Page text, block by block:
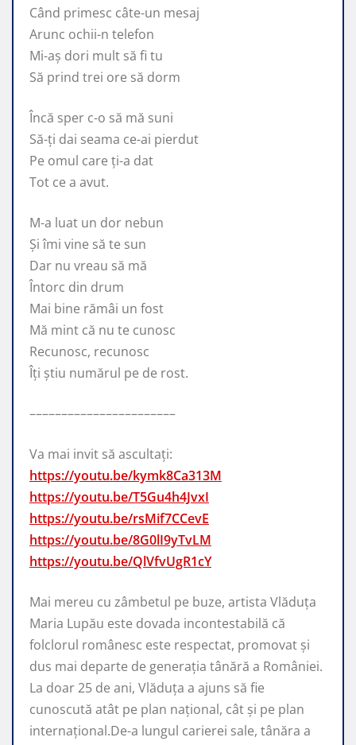
Când primesc câte-un mesaj
Arunc ochii-n telefon
Mi-aș dori mult să fi tu
Să prind trei ore să dorm
Încă sper c-o să mă suni
Să-ți dai seama ce-ai pierdut
Pe omul care ți-a dat
Tot ce a avut.
M-a luat un dor nebun
Și îmi vine să te sun
Dar nu vreau să mă
Întorc din drum
Mai bine rămâi un fost
Mă mint că nu te cunosc
Recunosc, recunosc
Îți știu numărul pe de rost.
–––––––––––––––––––––––
Va mai invit să ascultați:
https://youtu.be/kymk8Ca313M
https://youtu.be/T5Gu4h4JvxI
https://youtu.be/rsMif7CCevE
https://youtu.be/8G0lI9yTvLM
https://youtu.be/QlVfvUgR1cY
Mai mereu cu zâmbetul pe buze, artista Vlăduța
Maria Lupău este dovada incontestabilă că
folclorul românesc este respectat, promovat şi
dus mai departe de generaţia tânără a României.
La doar 25 de ani, Vlăduța a ajuns să fie
cunoscută atât pe plan naţional, cât şi pe plan
internaţional.De-a lungul carierei sale, tânăra a